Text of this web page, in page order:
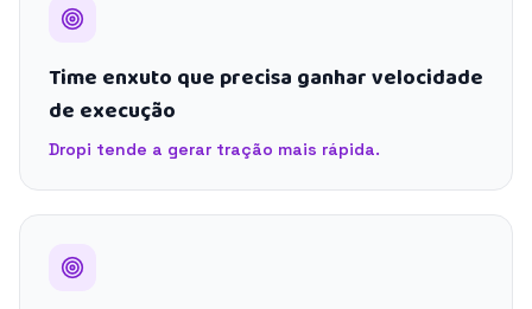
Time enxuto que precisa ganhar velocidade
de execução
Dropi tende a gerar tração mais rápida.